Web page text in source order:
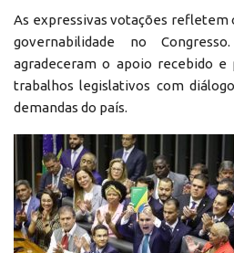
As expressivas votações refletem
governabilidade no
agradeceram o apoio recebido
trabalhos legislativos com
demandas do país.